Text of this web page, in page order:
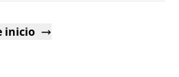
inicio